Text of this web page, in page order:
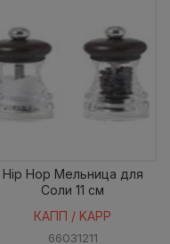
Hip Hop Мельница для
Соли 11 см
КАПП / KAPP
66031211